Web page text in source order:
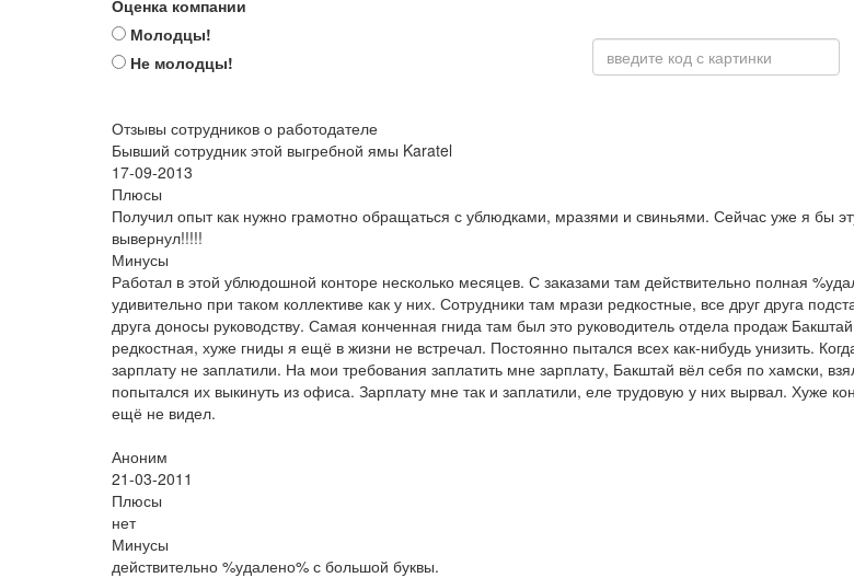
Оценка компании
Молодцы!
Не молодцы!
Отзывы сотрудников о работодателе
Бывший сотрудник этой выгребной ямы Karatel
17-09-2013
Плюсы
Получил опыт как нужно грамотно обращаться с ублюдками, мразями и свиньями. Сейчас уже я бы
вывернул!!!!!
Минусы
Работал в этой ублюдошной конторе несколько месяцев. С заказами там действительно полная
удивительно при таком коллективе как у них. Сотрудники там мрази редкостные, все друг друга
друга доносы руководству. Самая конченная гнида там был это руководитель отдела продаж
редкостная, хуже гниды я ещё в жизни не встречал. Постоянно пытался всех как-нибудь унизить.
зарплату не заплатили. На мои требования заплатить мне зарплату, Бакштай вёл себя по хамски,
попытался их выкинуть из офиса. Зарплату мне так и заплатили, еле трудовую у них вырвал. Хуже
ещё не видел.
Аноним
21-03-2011
Плюсы
нет
Минусы
действительно %удалено% с большой буквы.